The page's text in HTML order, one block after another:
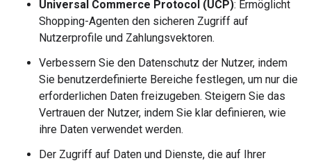
Universal Commerce Protocol (UCP): Ermöglicht
Shopping-Agenten den sicheren Zugriff auf
Nutzerprofile und Zahlungsvektoren.
Verbessern Sie den Datenschutz der Nutzer, indem
Sie benutzerdefinierte Bereiche festlegen, um nur die
erforderlichen Daten freizugeben. Steigern Sie das
Vertrauen der Nutzer, indem Sie klar definieren, wie
ihre Daten verwendet werden.
Der Zugriff auf Daten und Dienste, die auf Ihrer